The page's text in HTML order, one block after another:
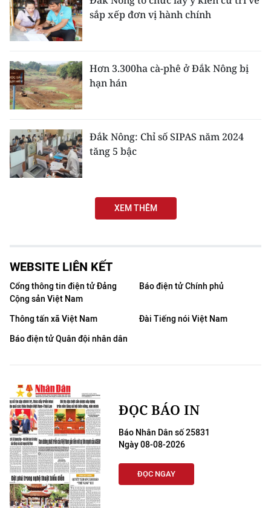
sắp xếp đơn vị hành chính
Hơn 3.300ha cà-phê ở Đắk Nông bị
hạn hán
Đắk Nông: Chỉ số SIPAS năm 2024
tăng 5 bậc
XEM THÊM
WEBSITE LIÊN KẾT
Cổng thông tin điện tử Đảng
Cộng sản Việt Nam
Báo điện tử Chính phủ
Thông tấn xã Việt Nam
Đài Tiếng nói Việt Nam
Báo điện tử Quân đội nhân dân
ĐỌC BÁO IN
Báo Nhân Dân số 25831
Ngày 08-08-2026
ĐỌC NGAY